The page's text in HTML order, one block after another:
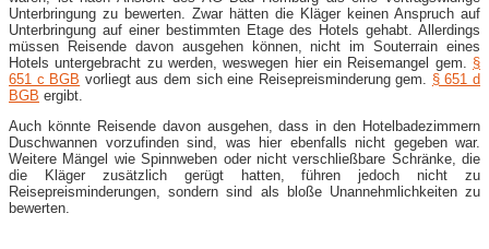
Unterbringung zu bewerten. Zwar hätten die Kläger keinen Anspruch auf
Unterbringung auf einer bestimmten Etage des Hotels gehabt. Allerdings
müssen Reisende davon ausgehen können, nicht im Souterrain eines
Hotels untergebracht zu werden, weswegen hier ein Reisemangel gem. §
651 c BGB vorliegt aus dem sich eine Reisepreisminderung gem. § 651 d
BGB ergibt.
Auch könnte Reisende davon ausgehen, dass in den Hotelbadezimmern
Duschwannen vorzufinden sind, was hier ebenfalls nicht gegeben war.
Weitere Mängel wie Spinnweben oder nicht verschließbare Schränke, die
die Kläger zusätzlich gerügt hatten, führen jedoch nicht zu
Reisepreisminderungen, sondern sind als bloße Unannehmlichkeiten zu
bewerten.